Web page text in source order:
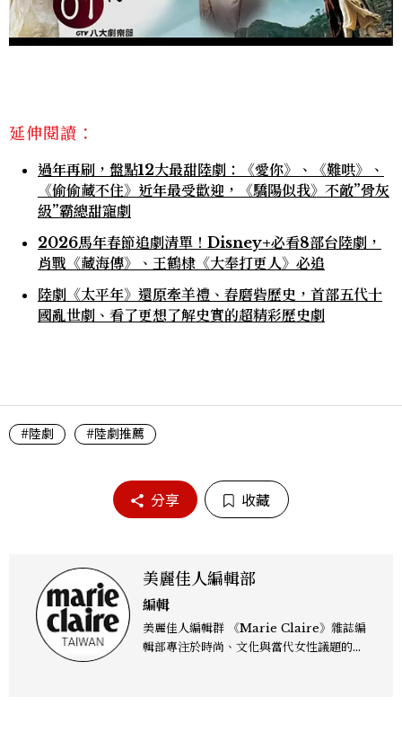
延伸閱讀：
過年再刷，盤點12大最甜陸劇：《愛你》、《難哄》、
《偷偷藏不住》近年最受歡迎，《驕陽似我》不敵”骨灰
級”霸總甜寵劇
2026馬年春節追劇清單！Disney+必看8部台陸劇，
肖戰《藏海傳》、王鶴棣《大奉打更人》必追
陸劇《太平年》還原牽羊禮、舂磨砦歷史，首部五代十
國亂世劇、看了更想了解史實的超精彩歷史劇
#陸劇 #陸劇推薦
分享 收藏
美麗佳人編輯部
編輯
美麗佳人編輯群 《Marie Claire》雜誌編
輯部專注於時尚、文化與當代女性議題的深